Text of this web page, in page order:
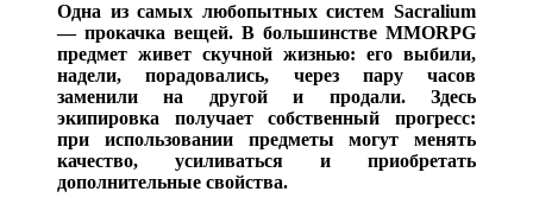
Одна из самых любопытных систем Sacralium
— прокачка вещей. В большинстве MMORPG
предмет живет скучной жизнью: его выбили,
надели, порадовались, через пару часов
заменили на другой и продали. Здесь
экипировка получает собственный прогресс:
при использовании предметы могут менять
качество, усиливаться и приобретать
дополнительные свойства.